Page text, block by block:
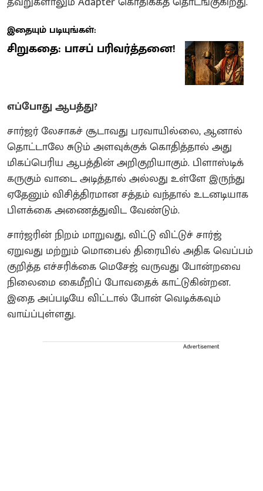
இதையும் படியுங்கள்:
சிறுகதை: பாசப் பரிவர்த்தனை!
எப்போது ஆபத்து?
சார்ஜர் லேசாகச் சூடாவது பரவாயில்லை, ஆனால்
தொட்டாலே சுடும் அளவுக்குக் கொதித்தால் அது
மிகப்பெரிய ஆபத்தின் அறிகுறியாகும். பிளாஸ்டிக்
கருகும் வாடை அடித்தால் அல்லது உள்ளே இருந்து
ஏதேனும் விசித்திரமான சத்தம் வந்தால் உடனடியாக
பிளக்கை அணைத்துவிட வேண்டும்.
சார்ஜரின் நிறம் மாறுவது, விட்டு விட்டுச் சார்ஜ்
ஏறுவது மற்றும் மொபைல் திரையில் அதிக வெப்பம்
குறித்த எச்சரிக்கை மெசேஜ் வருவது போன்றவை
நிலைமை கைமீறிப் போவதைக் காட்டுகின்றன.
இதை அப்படியே விட்டால் போன் வெடிக்கவும்
வாய்ப்புள்ளது.
Advertisement